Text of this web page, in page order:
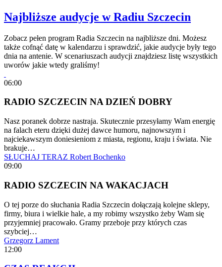
Najbliższe audycje w Radiu Szczecin
Zobacz pełen program Radia Szczecin na najbliższe dni. Możesz
także cofnąć datę w kalendarzu i sprawdzić, jakie audycje były tego
dnia na antenie. W scenariuszach audycji znajdziesz listę wszystkich
uworów jakie wtedy graliśmy!
06:00
RADIO SZCZECIN NA DZIEŃ DOBRY
Nasz poranek dobrze nastraja. Skutecznie przesyłamy Wam energię
na falach eteru dzięki dużej dawce humoru, najnowszym i
najciekawszym doniesieniom z miasta, regionu, kraju i świata. Nie
brakuje…
SŁUCHAJ TERAZ Robert Bochenko
09:00
RADIO SZCZECIN NA WAKACJACH
O tej porze do słuchania Radia Szczecin dołączają kolejne sklepy,
firmy, biura i wielkie hale, a my robimy wszystko żeby Wam się
przyjemniej pracowało. Gramy przeboje przy których czas
szybciej…
Grzegorz Lament
12:00